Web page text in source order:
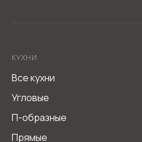
КУХНИ
Все кухни
Угловые
П-образные
Прямые